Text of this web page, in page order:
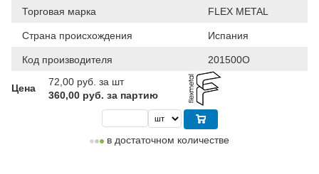
Торговая марка FLEX METAL
Страна происхождения Испания
Код производителя 201500O
Цена
72,00 руб. за шт
360,00 руб. за партию
в достаточном количестве